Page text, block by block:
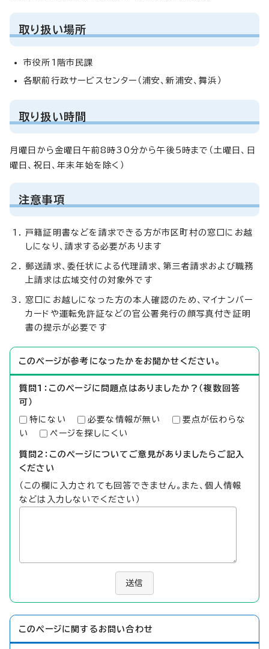
取り扱い場所
市役所1階市民課
各駅前行政サービスセンター（浦安、新浦安、舞浜）
取り扱い時間
月曜日から金曜日午前8時30分から午後5時まで（土曜日、日
曜日、祝日、年末年始を除く）
注意事項
戸籍証明書などを請求できる方が市区町村の窓口にお越
しになり、請求する必要があります
郵送請求、委任状による代理請求、第三者請求および職務
上請求は広域交付の対象外です
窓口にお越しになった方の本人確認のため、マイナンバー
カードや運転免許証などの官公署発行の顔写真付き証明
書の提示が必要です
このページが参考になったかをお聞かせください。
質問1：このページに問題点はありましたか？（複数回答
可）
特にない 必要な情報が無い
要点が伝わらな
い
ページを探しにくい
質問2：このページについてご意見がありましたらご記入
ください
（この欄に入力されても回答できません。また、個人情報
などは入力しないでください）
送信
このページに関する お問い合わせ